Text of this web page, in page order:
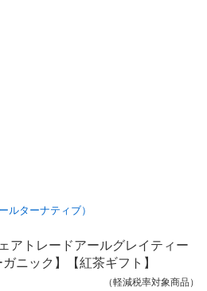
ルターナティブ）
アトレードアールグレイティー
ニック】【紅茶ギフト】
（軽減税率対象商品）